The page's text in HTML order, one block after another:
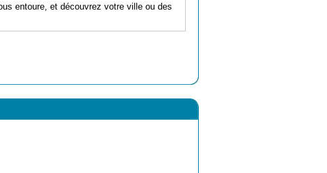
entoure, et découvrez votre ville ou des